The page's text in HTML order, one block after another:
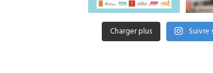
Charger plus Suivre